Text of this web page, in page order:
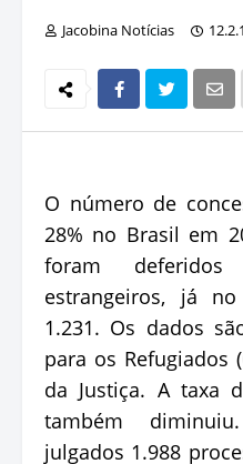
Jacobina Notícias
O número de
28% no Brasil em
foram
estrangeiros, já
1.231. Os dados
para os Refugiados
da Justiça. A taxa
também
julgados 1.988